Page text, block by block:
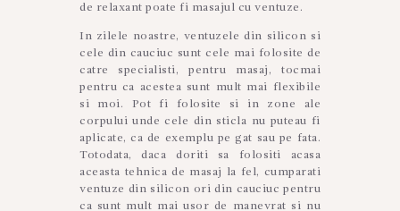
de relaxant poate fi masajul cu ventuze.
In zilele noastre, ventuzele din silicon si
cele din cauciuc sunt cele mai folosite de
catre specialisti, pentru masaj, tocmai
pentru ca acestea sunt mult mai flexibile
si moi. Pot fi folosite si in zone ale
corpului unde cele din sticla nu puteau fi
aplicate, ca de exemplu pe gat sau pe fata.
Totodata, daca doriti sa folositi acasa
aceasta tehnica de masaj la fel, cumparati
ventuze din silicon ori din cauciuc pentru
ca sunt mult mai usor de manevrat si nu